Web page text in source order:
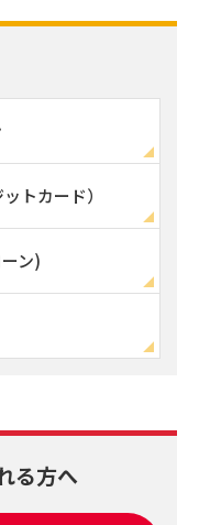
トカード）
ン)
る方へ